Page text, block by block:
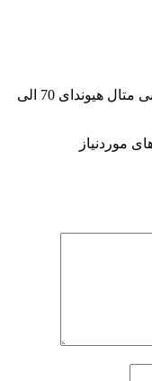
اولین کسی باشید که دیدگاهی می نویسد “بی متال هیوندای 70 الی
موردنیاز